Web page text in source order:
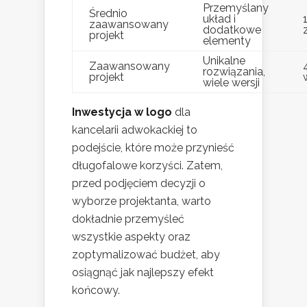
Średnio
zaawansowany
projekt
Przemyślany
układ i
dodatkowe
elementy
Zaawansowany
projekt
Unikalne
rozwiązania,
wiele wersji
Inwestycja w logo dla
kancelarii adwokackiej to
podejście, które może przynieść
długofalowe korzyści. Zatem,
przed podjęciem decyzji o
wyborze projektanta, warto
dokładnie przemyśleć
wszystkie aspekty oraz
zoptymalizować budżet, aby
osiągnąć jak najlepszy efekt
końcowy.